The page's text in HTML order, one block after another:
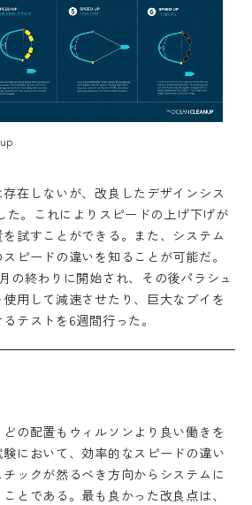
在しないが、改良したデザインシス
た。これによりスピードの上げ下げが
試すことができる。また、システム
ピードの違いを知ることが可能だ。
の終わりに開始され、その後パラシュ
用して減速させたり、巨大なブイを
テストを6週間行った。
の配置もウィルソンより良い働きを
験において、効率的なスピードの違い
ックが然るべき方向からシステムに
とである。最も良かった改良点は、